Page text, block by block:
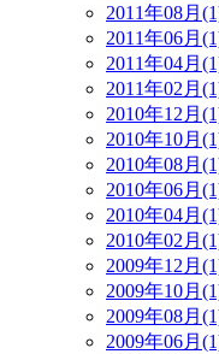
2011年08月
2011年06月
2011年04月
2011年02月
2010年12月
2010年10月
2010年08月
2010年06月
2010年04月
2010年02月
2009年12月
2009年10月
2009年08月
2009年06月